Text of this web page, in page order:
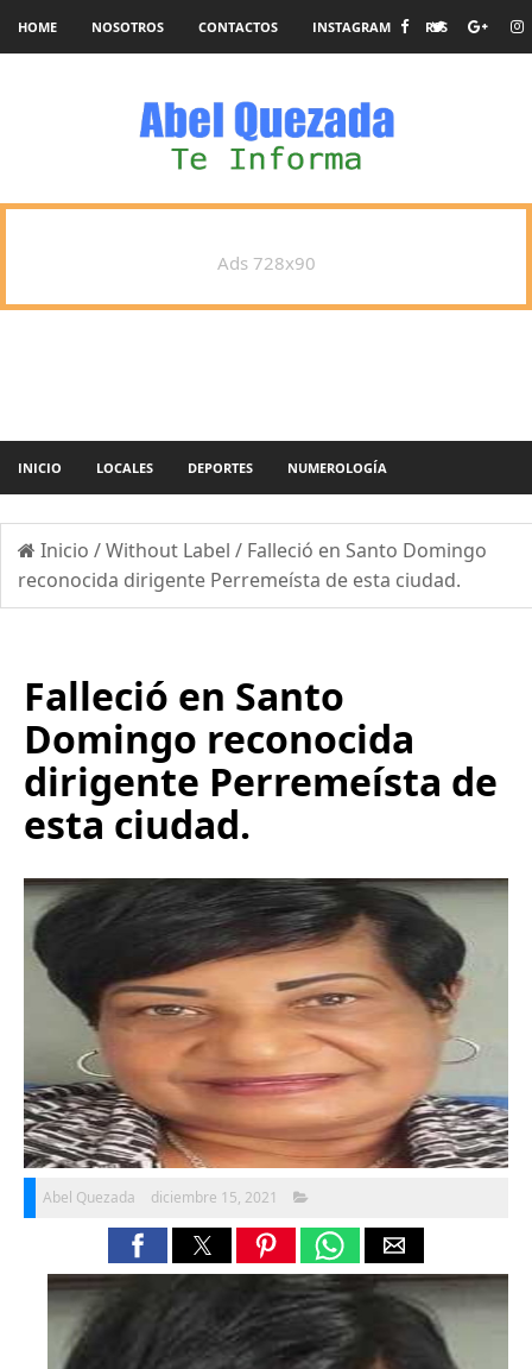
HOME NOSOTROS CONTACTOS INSTAGRAM RSS
Ads 728x90
INICIO LOCALES DEPORTES NUMEROLOGÍA
Inicio /Without Label / Falleció en Santo Domingo
reconocida dirigente Perremeísta de esta ciudad.
Falleció en Santo
Domingo reconocida
dirigente Perremeísta de
esta ciudad.
Abel Quezada diciembre 15, 2021